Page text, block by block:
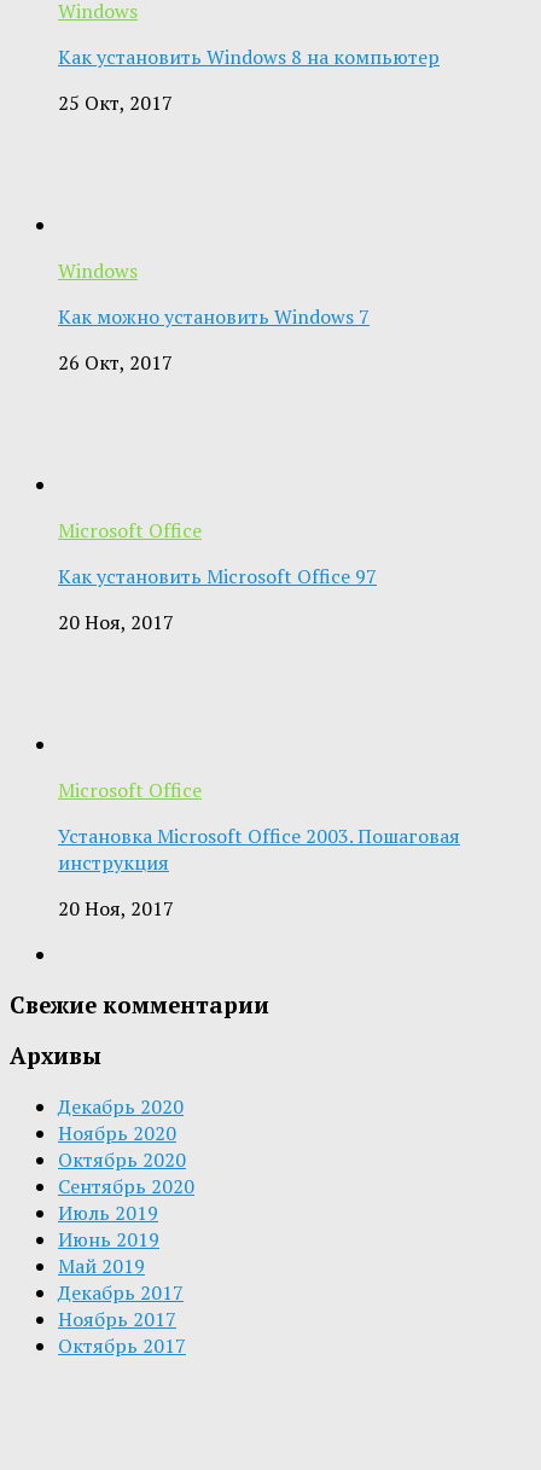
Windows
Как установить Windows 8 на компьютер
25 Окт, 2017
Windows
Как можно установить Windows 7
26 Окт, 2017
Microsoft Office
Как установить Microsoft Office 97
20 Ноя, 2017
Microsoft Office
Установка Microsoft Office 2003. Пошаговая
инструкция
20 Ноя, 2017
Свежие комментарии
Архивы
Декабрь 2020
Ноябрь 2020
Октябрь 2020
Сентябрь 2020
Июль 2019
Июнь 2019
Май 2019
Декабрь 2017
Ноябрь 2017
Октябрь 2017